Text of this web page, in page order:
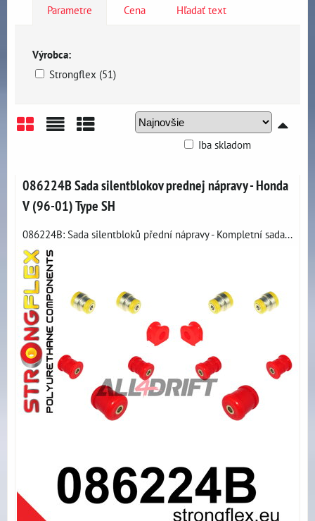
Parametre Cena Hľadať text
Výrobca:
Strongflex (51)
Iba skladom
086224B Sada silentblokov prednej nápravy - Honda
V (96-01) Type SH
086224B: Sada silentbloků přední nápravy - Kompletní sada...